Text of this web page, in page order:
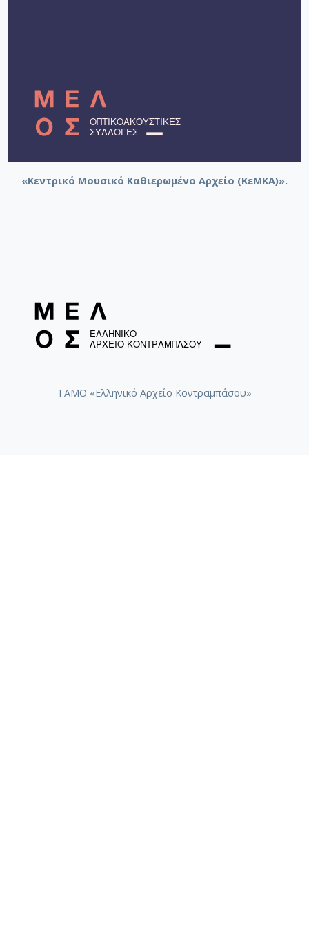
«Κεντρικό Μουσικό Καθιερωμένο Αρχείο (ΚεΜΚΑ)».
ΤΑΜΟ «Ελληνικό Αρχείο Κοντραμπάσου»